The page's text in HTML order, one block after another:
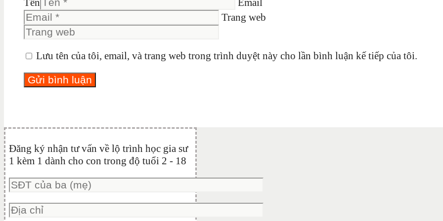
Tên
Email
Trang web
Lưu tên của tôi, email, và trang web trong trình duyệt này cho lần bình luận kế tiếp của tôi.
Đăng ký nhận tư vấn về lộ trình học gia sư
1 kèm 1 dành cho con trong độ tuổi 2 - 18